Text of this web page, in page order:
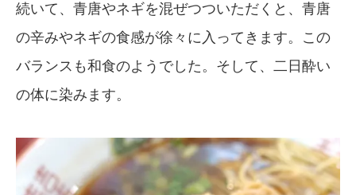
続いて、青唐やネギを混ぜつついただくと、青唐
の辛みやネギの食感が徐々に入ってきます。この
バランスも和食のようでした。そして、二日酔い
の体に染みます。